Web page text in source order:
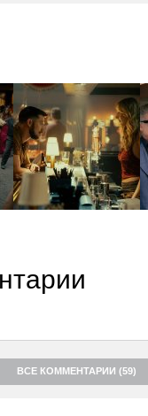
ВСЕ КОММЕНТАРИИ (59)